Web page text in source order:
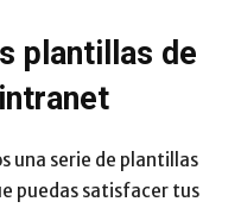
plantillas de
una serie de plantillas
puedas satisfacer tus